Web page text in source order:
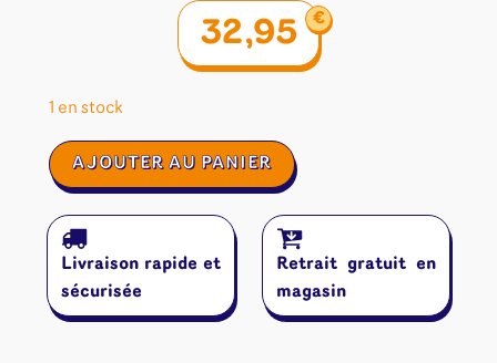
32,95 €
1 en stock
quantité
de
Mars
Turmoil
AJOUTER AU PANIER
Livraison rapide et
sécurisée
Retrait gratuit en
magasin